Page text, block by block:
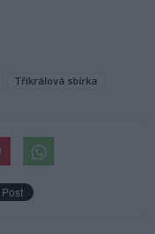
Tříkrálová sbírka